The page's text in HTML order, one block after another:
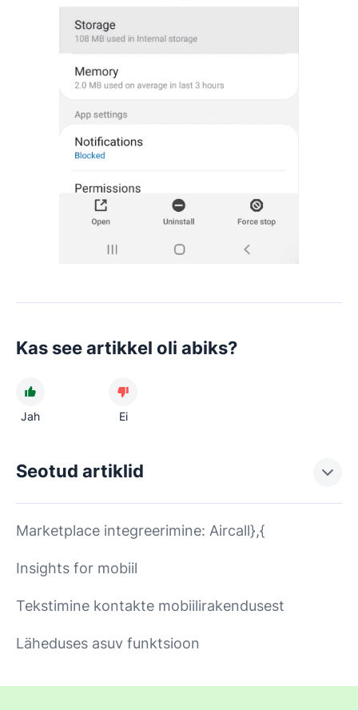
Kas see artikkel oli abiks?
Jah Ei
Seotud artiklid
Marketplace integreerimine: Aircall},{
Insights for mobiil
Tekstimine kontakte mobiilirakendusest
Läheduses asuv funktsioon